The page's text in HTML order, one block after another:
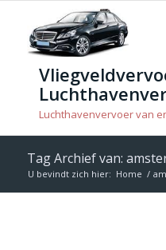
Luchthavenvervoer van
Tag Archief van:
U bevindt zich hier: Home /